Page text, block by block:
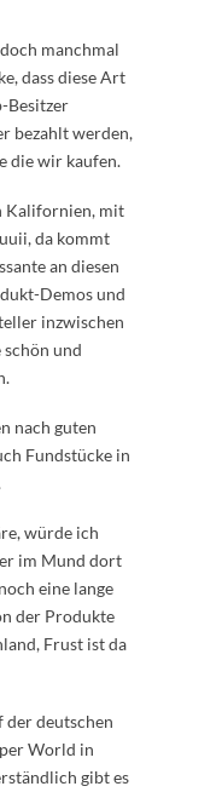
manchmal
dass diese Art
Besitzer
bezahlt werden,
die wir kaufen.
Kalifornien, mit
da kommt
an diesen
Demos und
inzwischen
schön und
nach guten
Fundstücke in
würde ich
im Mund dort
eine lange
der Produkte
Frust ist da
der deutschen
World in
gibt es